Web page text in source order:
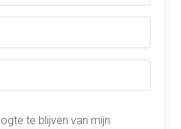
te blijven van mijn